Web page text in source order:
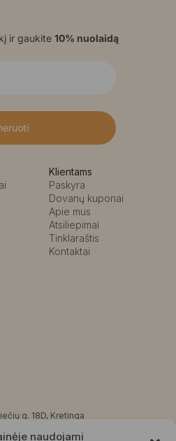
naudojami
ir gaukite 10% nuolaidą
Klientams
Paskyra
Dovanų kuponai
Apie mus
Atsiliepimai
Tinklaraštis
Kontaktai
g. 18D, Kretinga